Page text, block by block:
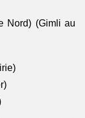
Nord) (Gimli au